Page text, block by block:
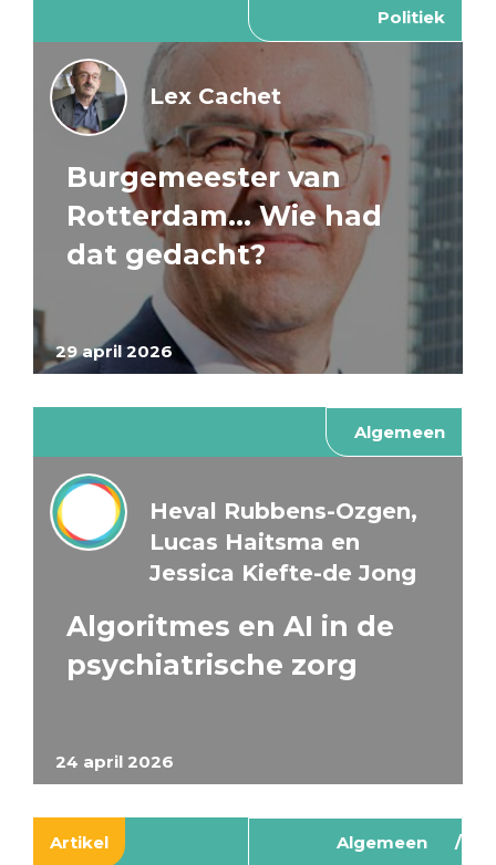
Politiek
29 april 2026
Lex Cachet
Burgemeester van
Rotterdam… Wie had
dat gedacht?
Algemeen
24 april 2026
Heval Rubbens-Ozgen,
Lucas Haitsma en
Jessica Kiefte-de Jong
Algoritmes en AI in de
psychiatrische zorg
Artikel Algemeen